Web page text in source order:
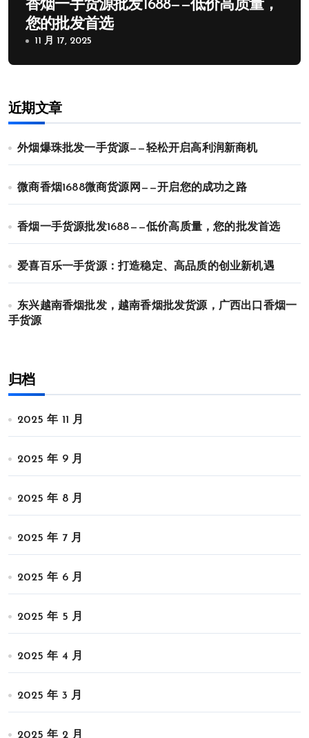
香烟一手货源批发1688——低价高质量，
您的批发首选
11 月 17, 2025
近期文章
外烟爆珠批发一手货源——轻松开启高利润新商机
微商香烟1688微商货源网——开启您的成功之路
香烟一手货源批发1688——低价高质量，您的批发首选
爱喜百乐一手货源：打造稳定、高品质的创业新机遇
东兴越南香烟批发，越南香烟批发货源，广西出口香烟一
手货源
归档
2025 年 11 月
2025 年 9 月
2025 年 8 月
2025 年 7 月
2025 年 6 月
2025 年 5 月
2025 年 4 月
2025 年 3 月
2025 年 2 月